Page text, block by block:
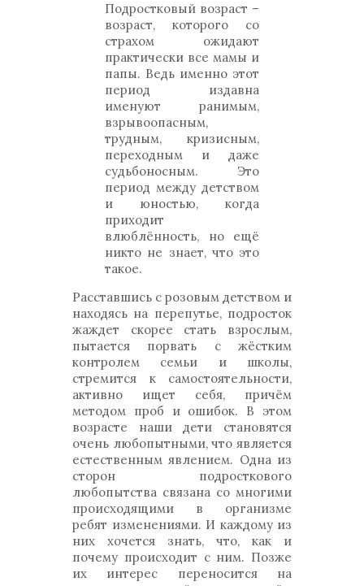
Подростковый возраст –
возраст, которого со
страхом ожидают
практически все мамы и
папы. Ведь именно этот
период издавна
именуют ранимым,
взрывоопасным,
трудным, кризисным,
переходным и даже
судьбоносным. Это
период между детством
и юностью, когда
приходит
влюблённость, но ещё
никто не знает, что это
такое.
Расставшись с розовым детством и
находясь на перепутье, подросток
жаждет скорее стать взрослым,
пытается порвать с жёстким
контролем семьи и школы,
стремится к самостоятельности,
активно ищет себя, причём
методом проб и ошибок. В этом
возрасте наши дети становятся
очень любопытными, что является
естественным явлением. Одна из
сторон подросткового
любопытства связана со многими
происходящими в организме
ребят изменениями. И каждому из
них хочется знать, что, как и
почему происходит с ним. Позже
их интерес переносится на